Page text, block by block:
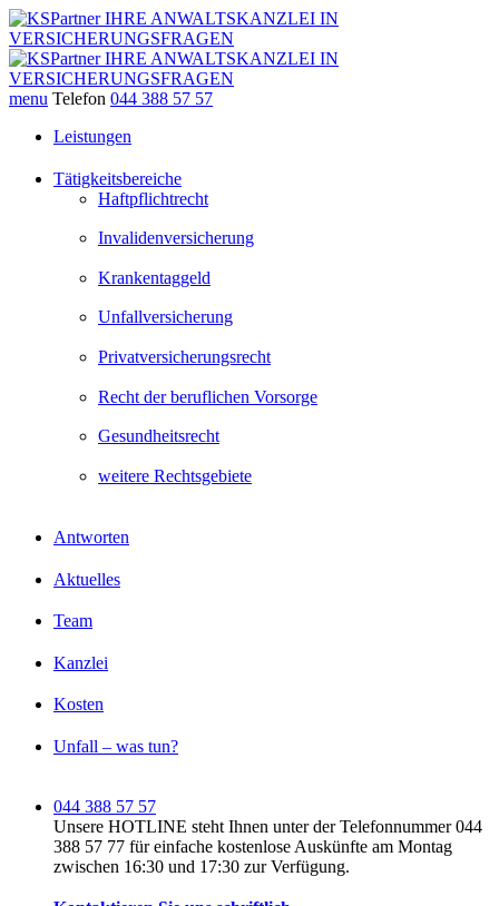
menu Telefon 044 388 57 57
Leistungen
Tätigkeitsbereiche
Haftpflichtrecht
Invalidenversicherung
Krankentaggeld
Unfallversicherung
Privatversicherungsrecht
Recht der beruflichen Vorsorge
Gesundheitsrecht
weitere Rechtsgebiete
Antworten
Aktuelles
Team
Kanzlei
Kosten
Unfall – was tun?
044 388 57 57
Unsere HOTLINE steht Ihnen unter der Telefonnummer 044
388 57 77 für einfache kostenlose Auskünfte am Montag
zwischen 16:30 und 17:30 zur Verfügung.